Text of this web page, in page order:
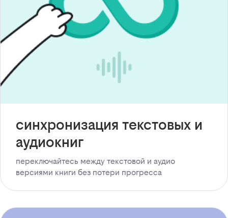
синхронизация текстовых и
аудиокниг
переключайтесь между текстовой и аудио
версиями книги без потери прогресса